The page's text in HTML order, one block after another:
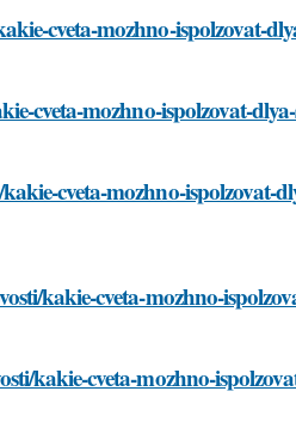
cveta-mozhno-ispolzovat-
cveta-mozhno-ispolzovat-
cveta-mozhno-ispolzovat-
kakie-cveta-mozhno-
kakie-cveta-mozhno-